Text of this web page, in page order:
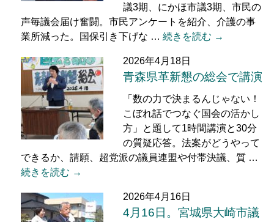
議3期、にかほ市議3期、市民の
声毎議会届け奮闘。市民アンケートを紹介、介護の事
業所減った。国保引き下げな … 続きを読む →
2026年4月18日
青森県革新懇の総会で講演
「数の力で決まるんじゃない！
こぼれ話でつなぐ国会の活かし
方」と題して1時間講演と30分
の質疑応答。法案がどうやって
できるか、請願、超党派の議員連盟や付帯決議、質 …
続きを読む →
2026年4月16日
4月16日。宮城県大崎市議